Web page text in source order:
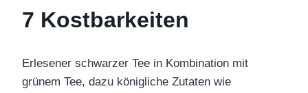
7 Kostbarkeiten
Erlesener schwarzer Tee in Kombination mit
grünem Tee, dazu königliche Zutaten wie